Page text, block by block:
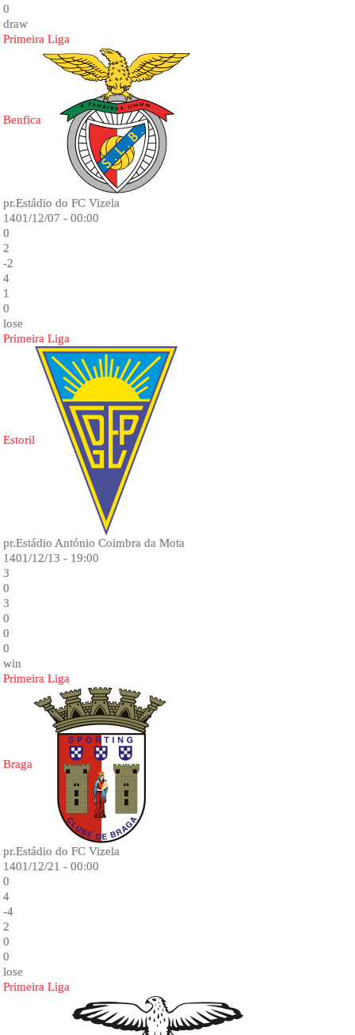
0
draw
Primeira Liga
Benfica
pr.Estádio do FC Vizela
1401/12/07 - 00:00
0
2
-2
4
1
0
lose
Primeira Liga
Estoril
pr.Estádio António Coimbra da Mota
1401/12/13 - 19:00
3
0
3
0
0
0
win
Primeira Liga
Braga
pr.Estádio do FC Vizela
1401/12/21 - 00:00
0
4
-4
2
0
0
lose
Primeira Liga